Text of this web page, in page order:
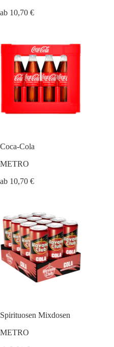
ab 10,70 €
Coca-Cola
METRO
ab 10,70 €
Spirituosen Mixdosen
METRO